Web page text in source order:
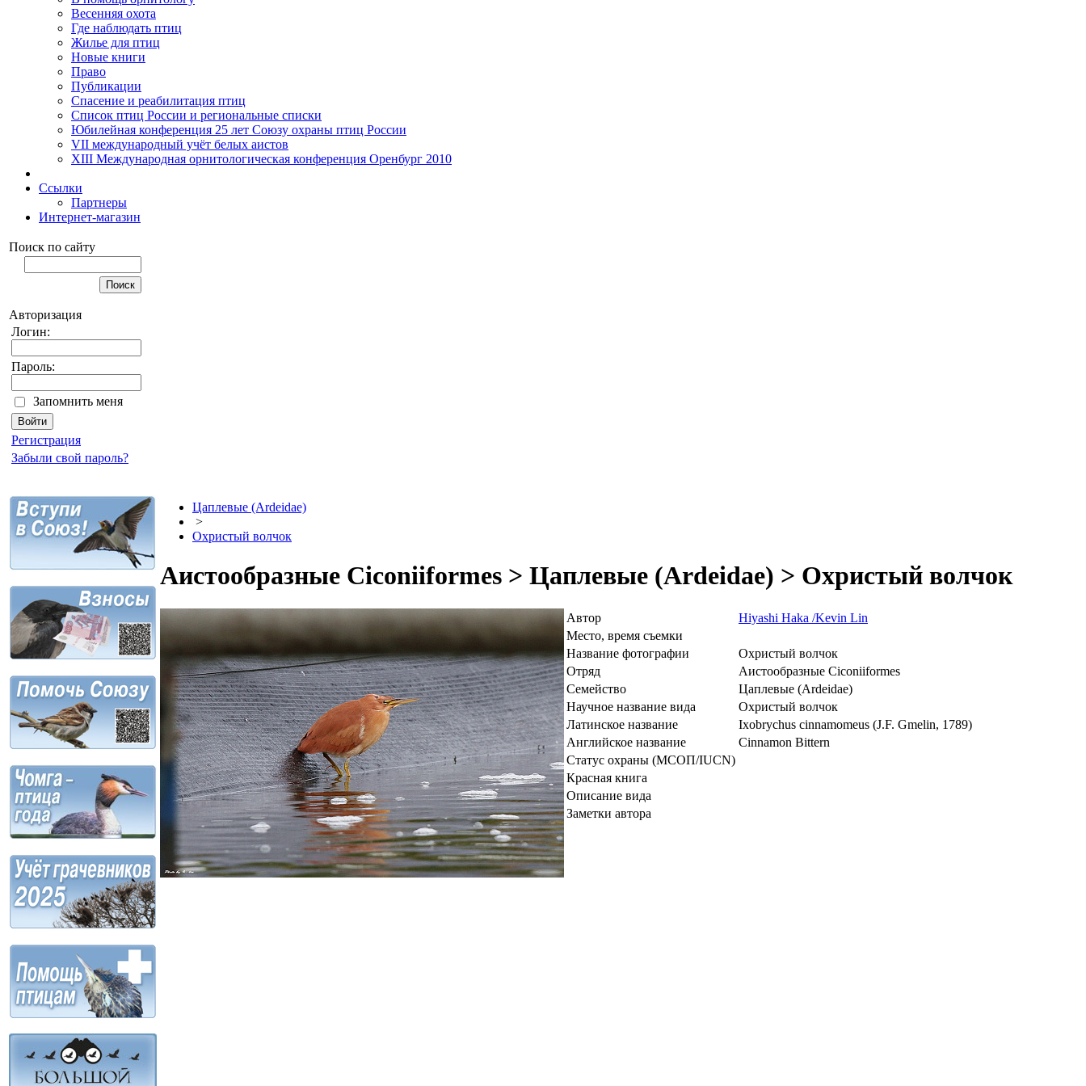
Весенняя охота
Где наблюдать птиц
Жилье для птиц
Новые книги
Право
Публикации
Спасение и реабилитация птиц
Список птиц России и региональные списки
Юбилейная конференция 25 лет Союзу охраны птиц России
VII международный учёт белых аистов
XIII Международная орнитологическая конференция Оренбург 2010
Ссылки
Партнеры
Интернет-магазин
Поиск по сайту
Авторизация
Логин:
Пароль:
Запомнить меня
Регистрация
Забыли свой пароль?
Цаплевые (Ardeidae)
>
Охристый волчок
Аистообразные Ciconiiformes > Цаплевые (Ardeidae) > Охристый волчок
Автор
Hiyashi Haka /Kevin Lin
Место, время съемки
Название фотографии
Охристый волчок
Отряд
Аистообразные Ciconiiformes
Семейство
Цаплевые (Ardeidae)
Научное название вида
Охристый волчок
Латинское название
Ixobrychus cinnamomeus (J.F. Gmelin, 1789)
Английское название
Cinnamon Bittern
Статус охраны (МСОП/IUCN)
Красная книга
Описание вида
Заметки автора